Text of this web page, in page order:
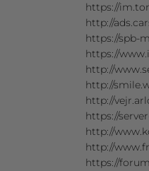
https://
http://
https://spb-
https://
http://
http://
http://
https://
http://
http://
https://